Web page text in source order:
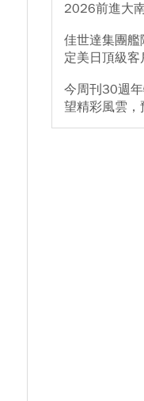
2026前進大
佳世達集團
定美日頂級客
今周刊30週
望精彩風雲，